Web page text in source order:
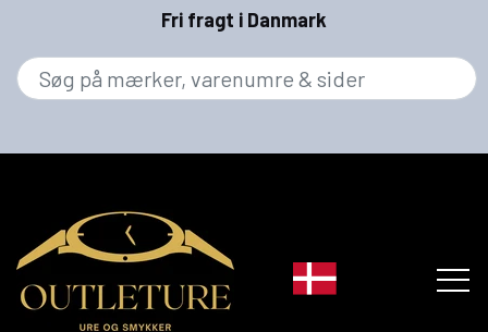
Fri fragt i Danmark